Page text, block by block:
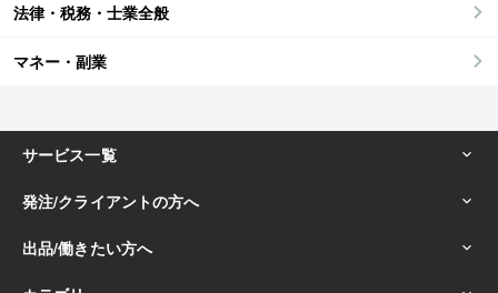
法律・税務・士業全般
マネー・副業